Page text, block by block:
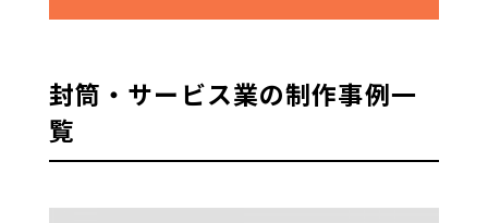
封筒・サービス業の制作事例一
覧